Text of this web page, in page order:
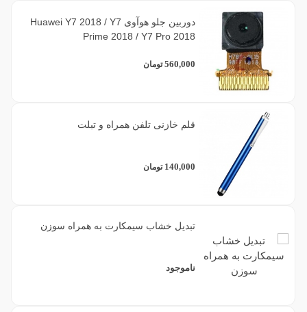
دوربین جلو هوآوی Huawei Y7 2018 / Y7
Prime 2018 / Y7 Pro 2018
560,000 تومان
قلم خازنی تلفن همراه و تبلت
140,000 تومان
تبدیل خشاب سیمکارت به همراه سوزن
ناموجود